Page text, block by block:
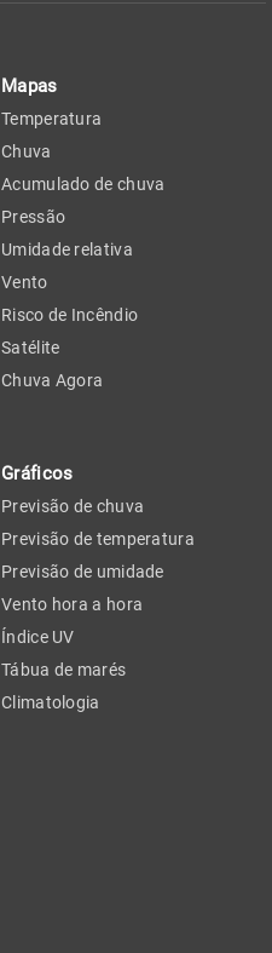
Mapas
Temperatura
Chuva
Acumulado de chuva
Pressão
Umidade relativa
Vento
Risco de Incêndio
Satélite
Chuva Agora
Gráficos
Previsão de chuva
Previsão de temperatura
Previsão de umidade
Vento hora a hora
Índice UV
Tábua de marés
Climatologia